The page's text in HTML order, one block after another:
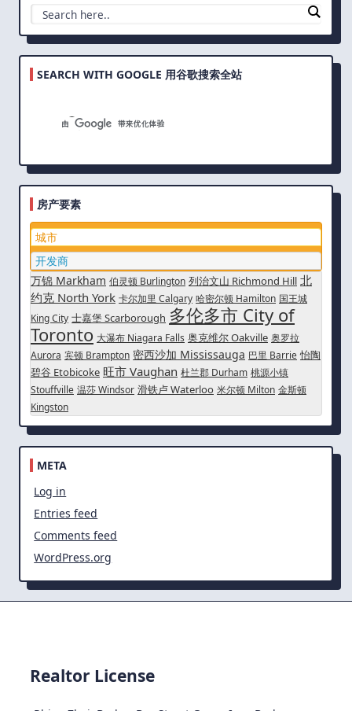
SEARCH WITH GOOGLE 用谷歌搜索全站
房产要素
城市
开发商
万锦 Markham 伯灵顿 Burlington 列治文山 Richmond Hill 北
约克 North York 卡尔加里 Calgary 哈密尔顿 Hamilton 国王城
King City 士嘉堡 Scarborough 多伦多市 City of
Toronto 大瀑布 Niagara Falls 奥克维尔 Oakville 奥罗拉
Aurora 宾顿 Brampton 密西沙加 Mississauga 巴里 Barrie 怡陶
碧谷 Etobicoke 旺市 Vaughan 杜兰郡 Durham 桃源小镇
Stouffville 温莎 Windsor 滑铁卢 Waterloo 米尔顿 Milton 金斯顿
Kingston
META
Log in
Entries feed
Comments feed
WordPress.org
Realtor License